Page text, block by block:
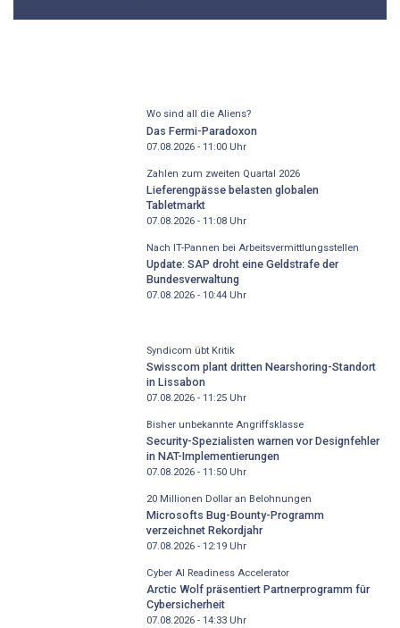
Wo sind all die Aliens?
Das Fermi-Paradoxon
07.08.2026 - 11:00Uhr
Zahlen zum zweiten Quartal 2026
Lieferengpässe belasten globalen
Tabletmarkt
07.08.2026 - 11:08Uhr
Nach IT-Pannen bei Arbeitsvermittlungsstellen
Update: SAP droht eine Geldstrafe der
Bundesverwaltung
07.08.2026 - 10:44Uhr
Syndicom übt Kritik
Swisscom plant dritten Nearshoring-Standort
in Lissabon
07.08.2026 - 11:25Uhr
Bisher unbekannte Angriffsklasse
Security-Spezialisten warnen vor Designfehler
in NAT-Implementierungen
07.08.2026 - 11:50Uhr
20 Millionen Dollar an Belohnungen
Microsofts Bug-Bounty-Programm
verzeichnet Rekordjahr
07.08.2026 - 12:19Uhr
Cyber AI Readiness Accelerator
Arctic Wolf präsentiert Partnerprogramm für
Cybersicherheit
07.08.2026 - 14:33Uhr